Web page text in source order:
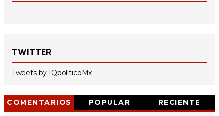
TWITTER
Tweets by IQpoliticoMx
COMENTARIOS POPULAR RECIENTE